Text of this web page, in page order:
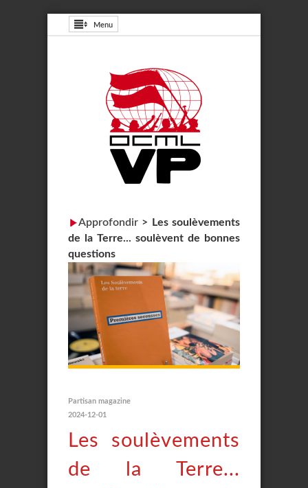
Menu
Approfondir >
Les soulèvements
de la Terre... soulèvent de bonnes
questions
Partisan magazine
2024-12-01
Les soulèvements
de la Terre...